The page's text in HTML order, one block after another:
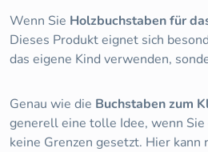
Wenn Sie Holzbuchstaben für
Dieses Produkt eignet sich
das eigene Kind verwenden,
Genau wie die Buchstaben zum
generell eine tolle Idee, wenn Sie
keine Grenzen gesetzt. Hier